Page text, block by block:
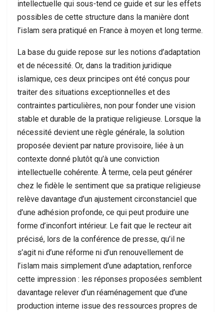
intellectuelle qui sous-tend ce guide et sur les effets
possibles de cette structure dans la manière dont
l’islam sera pratiqué en France à moyen et long terme.
La base du guide repose sur les notions d’adaptation
et de nécessité. Or, dans la tradition juridique
islamique, ces deux principes ont été conçus pour
traiter des situations exceptionnelles et des
contraintes particulières, non pour fonder une vision
stable et durable de la pratique religieuse. Lorsque la
nécessité devient une règle générale, la solution
proposée devient par nature provisoire, liée à un
contexte donné plutôt qu’à une conviction
intellectuelle cohérente. À terme, cela peut générer
chez le fidèle le sentiment que sa pratique religieuse
relève davantage d’un ajustement circonstanciel que
d’une adhésion profonde, ce qui peut produire une
forme d’inconfort intérieur. Le fait que le recteur ait
précisé, lors de la conférence de presse, qu’il ne
s’agit ni d’une réforme ni d’un renouvellement de
l’islam mais simplement d’une adaptation, renforce
cette impression : les réponses proposées semblent
davantage relever d’un réaménagement que d’une
production interne issue des ressources propres de